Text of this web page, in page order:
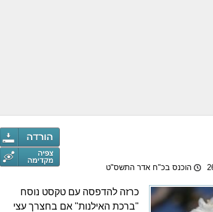
הוכנס בכ"ח אדר התשס"ט
כרזה להדפסה עם טקסט נוסח
"ברכת האילנות" אם בחצרך עצי